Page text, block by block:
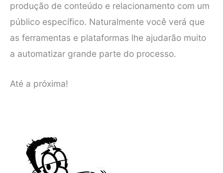
produção de conteúdo e relacionamento com um
público específico. Naturalmente você verá que
as ferramentas e plataformas lhe ajudarão muito
a automatizar grande parte do processo.
Até a próxima!